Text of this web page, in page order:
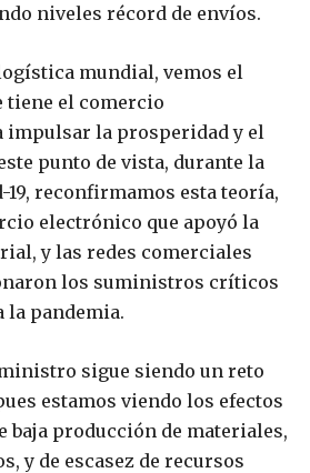
niveles récord de envíos.
mundial, vemos el
tiene el comercio
la prosperidad y el
punto de vista, durante la
19, reconfirmamos esta teoría,
electrónico que apoyó la
y las redes comerciales
los suministros críticos
la pandemia.
sigue siendo un reto
estamos viendo los efectos
baja producción de materiales,
y de escasez de recursos